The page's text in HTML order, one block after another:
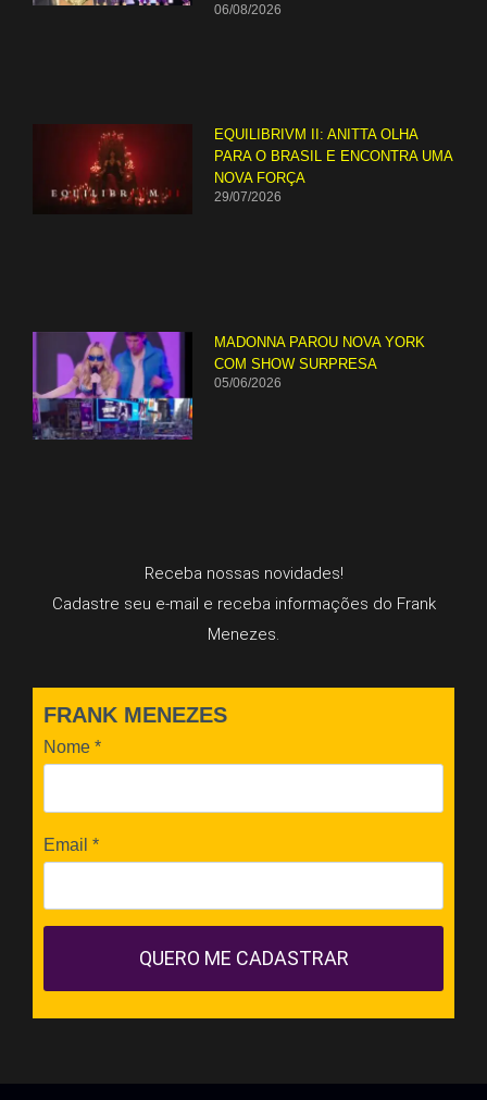
06/08/2026
EQUILIBRIVM II: ANITTA OLHA
PARA O BRASIL E ENCONTRA UMA
NOVA FORÇA
29/07/2026
MADONNA PAROU NOVA YORK
COM SHOW SURPRESA
05/06/2026
Receba nossas novidades!
Cadastre seu e-mail e receba informações do Frank
Menezes.
FRANK MENEZES
Nome *
Email *
QUERO ME CADASTRAR